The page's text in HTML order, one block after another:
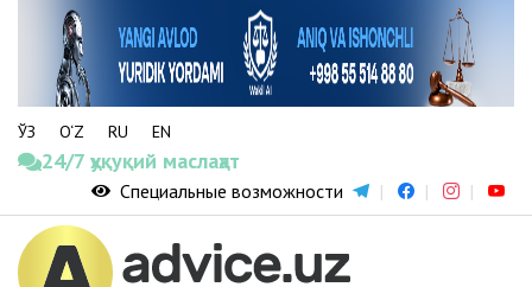
ЎЗ O‘Z RU EN
24/7 ҳуқуқий маслаҳат
Специальные возможности